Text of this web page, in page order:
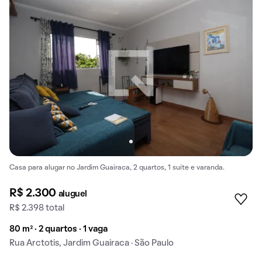
Casa para alugar no Jardim Guairaca, 2 quartos, 1 suíte e varanda.
R$ 2.300 aluguel
R$ 2.398 total
80 m² · 2 quartos · 1 vaga
Rua Arctotis, Jardim Guairaca · São Paulo